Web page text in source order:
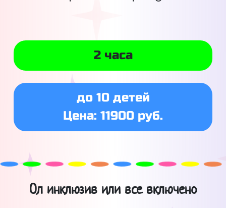
2 часа
до 10 детей
Цена: 11900 руб.
Ол инклюзив или все включено